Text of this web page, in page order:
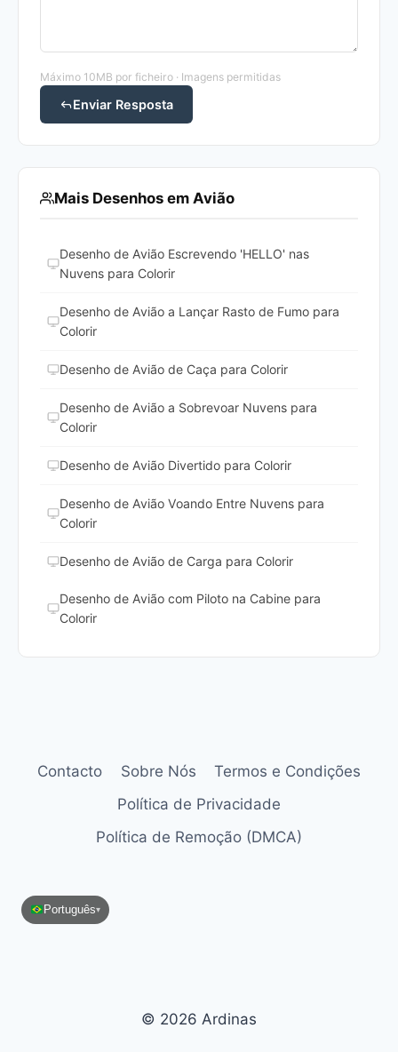
Máximo 10MB por ficheiro · Imagens permitidas
Enviar Resposta
Mais Desenhos em Avião
Desenho de Avião Escrevendo 'HELLO' nas
Nuvens para Colorir
Desenho de Avião a Lançar Rasto de Fumo para
Colorir
Desenho de Avião de Caça para Colorir
Desenho de Avião a Sobrevoar Nuvens para
Colorir
Desenho de Avião Divertido para Colorir
Desenho de Avião Voando Entre Nuvens para
Colorir
Desenho de Avião de Carga para Colorir
Desenho de Avião com Piloto na Cabine para
Colorir
Contacto Sobre Nós
Termos e Condições
Política de Privacidade
Política de Remoção (DMCA)
Português▾
© 2026 Ardinas